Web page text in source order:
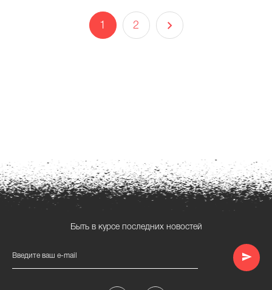
1 2
Быть в курсе последних новостей
Введите ваш e-mail